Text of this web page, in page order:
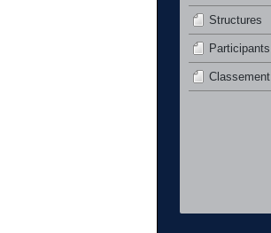
Structures
Participants
Classement